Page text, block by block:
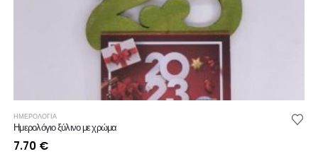
ΗΜΕΡΟΛΟΓΙΑ
Ημερολόγιο ξύλινο με χρώμα
7.70 €